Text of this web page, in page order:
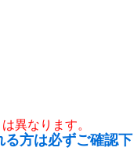
異なります。
方は必ずご確認下